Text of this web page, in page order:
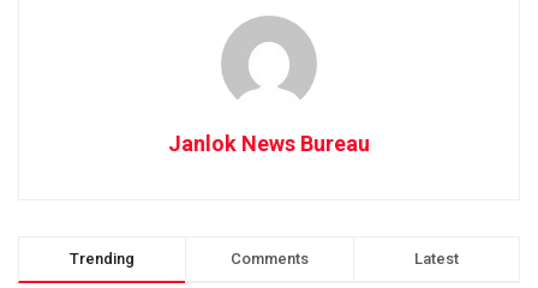
Janlok News Bureau
Trending Comments Latest